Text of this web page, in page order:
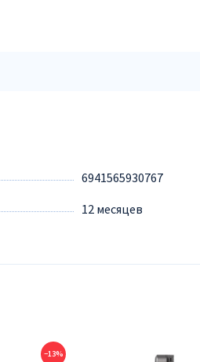
6941565930767
12 месяцев
−13%